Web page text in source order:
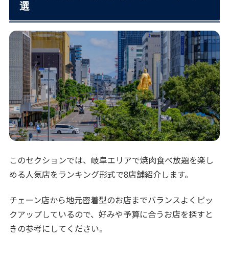
選
このセクションでは、岐阜エリアで焼肉食べ放題を楽し
める人気店をランキング形式で8店舗紹介します。
チェーン店から地元密着型のお店までバランスよくピッ
クアップしているので、好みや予算に合うお店を探すと
きの参考にしてください。